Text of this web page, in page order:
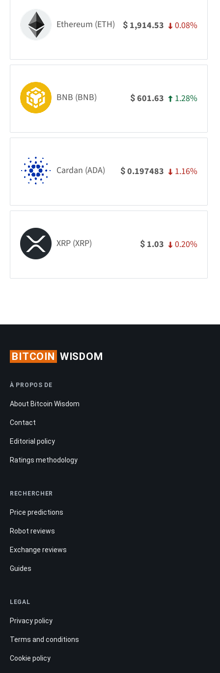
Ethereum (ETH) $ 1,914.53 0.08%
BNB (BNB) $601.63 1.28%
Cardan (ADA) $0.197483 1.16%
XRP (XRP) $ 1.03 0.20%
BITCOIN WISDOM
À PROPOS DE
About Bitcoin Wisdom
Contact
Editorial policy
Ratings methodology
RECHERCHER
Price predictions
Robot reviews
Exchange reviews
Guides
LEGAL
Privacy policy
Terms and conditions
Cookie policy